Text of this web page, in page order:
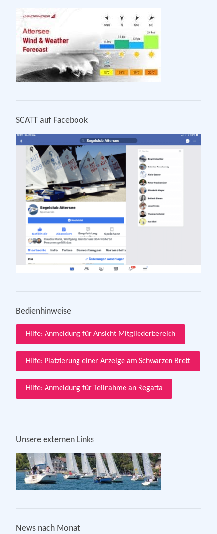
SCATT auf Facebook
Bedienhinweise
Hilfe: Anmeldung für Ansicht Mitgliederbereich
Hilfe: Platzierung einer Anzeige am Schwarzen Brett
Hilfe: Anmeldung für Teilnahme an Regatta
Unsere externen Links
News nach Monat